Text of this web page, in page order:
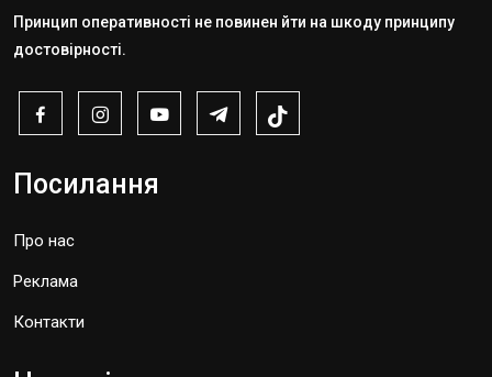
Принцип оперативності не повинен йти на шкоду принципу
достовірності.
Посилання
Про нас
Реклама
Контакти